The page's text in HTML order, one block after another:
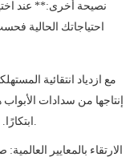
احتياجاتك الحالية
مع ازدياد انتقائية
إنتاجها من سدادات
ابتكارًا. إنهم يثبتون بلا شك قدرتهم على المنافسة عالميًا.